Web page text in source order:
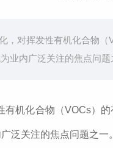
，对挥发性有机化合物
业内广泛关注的焦点问题
有机化合物（VOCs）
泛关注的焦点问题之一。